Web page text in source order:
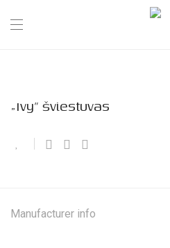
„Ivy” šviestuvas
Manufacturer info